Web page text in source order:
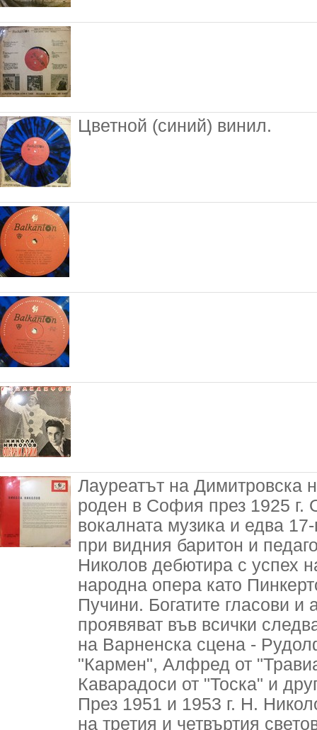
Цветной (синий) винил.
Лауреатът на Димитровска
роден в София през 1925 г.
вокалната музика и едва
при видния баритон и
Николов дебютира с успех
народна опера като
Пучини. Богатите гласови
проявяват във всички
на Варненска сцена -
"Кармен", Алфред от
Каварадоси от "Тоска" и
През 1951 и 1953 г. Н.
на третия и четвъртия